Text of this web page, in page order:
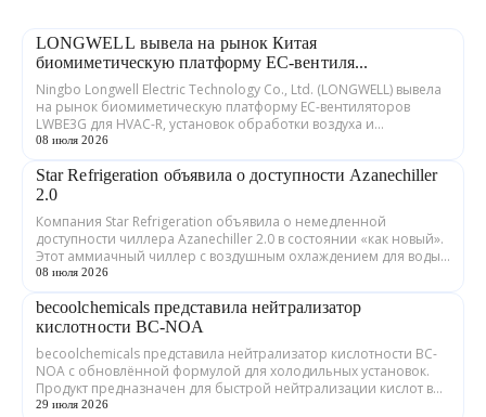
LONGWELL вывела на рынок Китая
биомиметическую платформу EC-вентиля...
Ningbo Longwell Electric Technology Co., Ltd. (LONGWELL) вывела
на рынок биомиметическую платформу EC-вентиляторов
LWBE3G для HVAC-R, установок обработки воздуха и
охлаждения дата-центров. Как сооб...
08 июля 2026
Star Refrigeration объявила о доступности Azanechiller
2.0
Компания Star Refrigeration объявила о немедленной
доступности чиллера Azanechiller 2.0 в состоянии «как новый».
Этот аммиачный чиллер с воздушным охлаждением для воды/
гликоля никогда не покидал за...
08 июля 2026
becoolchemicals представила нейтрализатор
кислотности BC-NOA
becoolchemicals представила нейтрализатор кислотности BC-
NOA с обновлённой формулой для холодильных установок.
Продукт предназначен для быстрой нейтрализации кислот в
минеральных и синтетически...
29 июля 2026